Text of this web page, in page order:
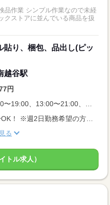
品作業 シンプル作業なので未経
クストアに並んでいる商品を扱
り、梱包、品出し(ピッ
越谷駅
円
る
トル求人）